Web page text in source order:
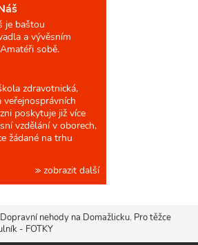
je baštou
a vývěsním
sobě.
zdravotnická,
veřejnosprávních
poskytuje již více
vzdělání v oborech,
žádané na trhu
zobrazit další
Dopravní nehody na Domažlicku. Pro těžce
- FOTKY